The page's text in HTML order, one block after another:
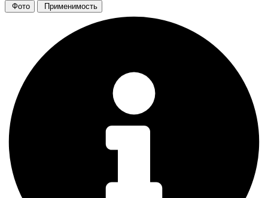
Фото Применимость